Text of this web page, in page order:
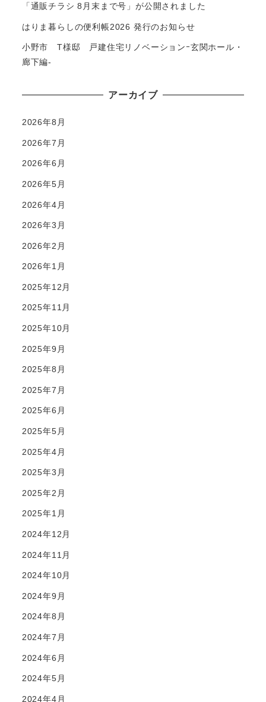
「通販チラシ 8月末まで号」が公開されました
はりま暮らしの便利帳2026 発行のお知らせ
小野市 T様邸 戸建住宅リノベーションｰ玄関ホール・
廊下編-
アーカイブ
2026年8月
2026年7月
2026年6月
2026年5月
2026年4月
2026年3月
2026年2月
2026年1月
2025年12月
2025年11月
2025年10月
2025年9月
2025年8月
2025年7月
2025年6月
2025年5月
2025年4月
2025年3月
2025年2月
2025年1月
2024年12月
2024年11月
2024年10月
2024年9月
2024年8月
2024年7月
2024年6月
2024年5月
2024年4月